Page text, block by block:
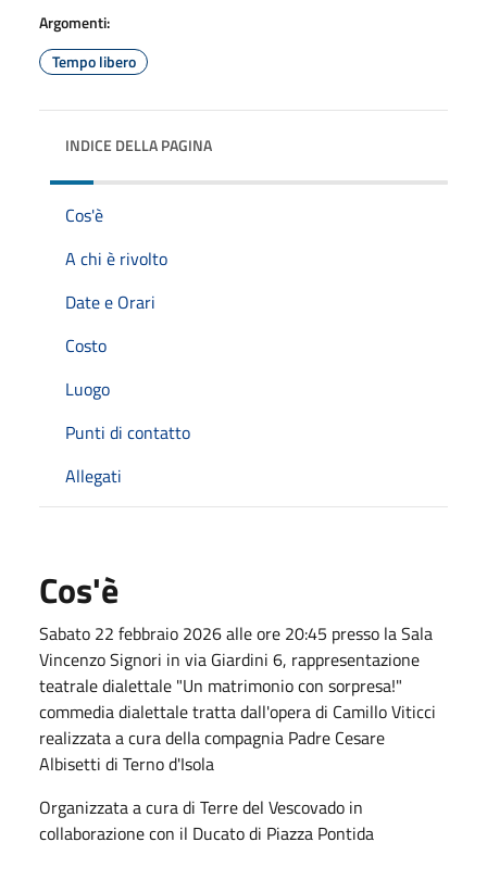
Argomenti:
Tempo libero
INDICE DELLA PAGINA
Cos'è
A chi è rivolto
Date e Orari
Costo
Luogo
Punti di contatto
Allegati
Cos'è
Sabato 22 febbraio 2026 alle ore 20:45 presso la Sala
Vincenzo Signori in via Giardini 6, rappresentazione
teatrale dialettale "Un matrimonio con sorpresa!"
commedia dialettale tratta dall'opera di Camillo Viticci
realizzata a cura della compagnia Padre Cesare
Albisetti di Terno d'Isola
Organizzata a cura di Terre del Vescovado in
collaborazione con il Ducato di Piazza Pontida